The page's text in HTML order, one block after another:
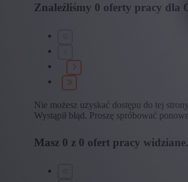
Znaleźliśmy 0 oferty pracy dla
Nie możesz uzyskać dostępu do tej
Wystąpił błąd. Proszę spróbować
Masz 0 z 0 ofert pracy widziane.